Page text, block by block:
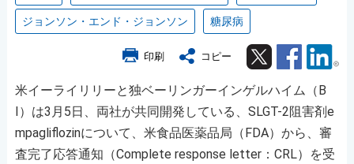
ジョンソン・エンド・ジョンソン 糖尿病
印刷 コピー Twitter Facebook
米イーライリリーと独ベーリンガーインゲルハイム（B
I）は3月5日、両社が共同開発している、SLGT-2阻害剤e
mpagliflozinについて、米食品医薬品局（FDA）から、審
査完了応答通知（Complete response letter：CRL）を受